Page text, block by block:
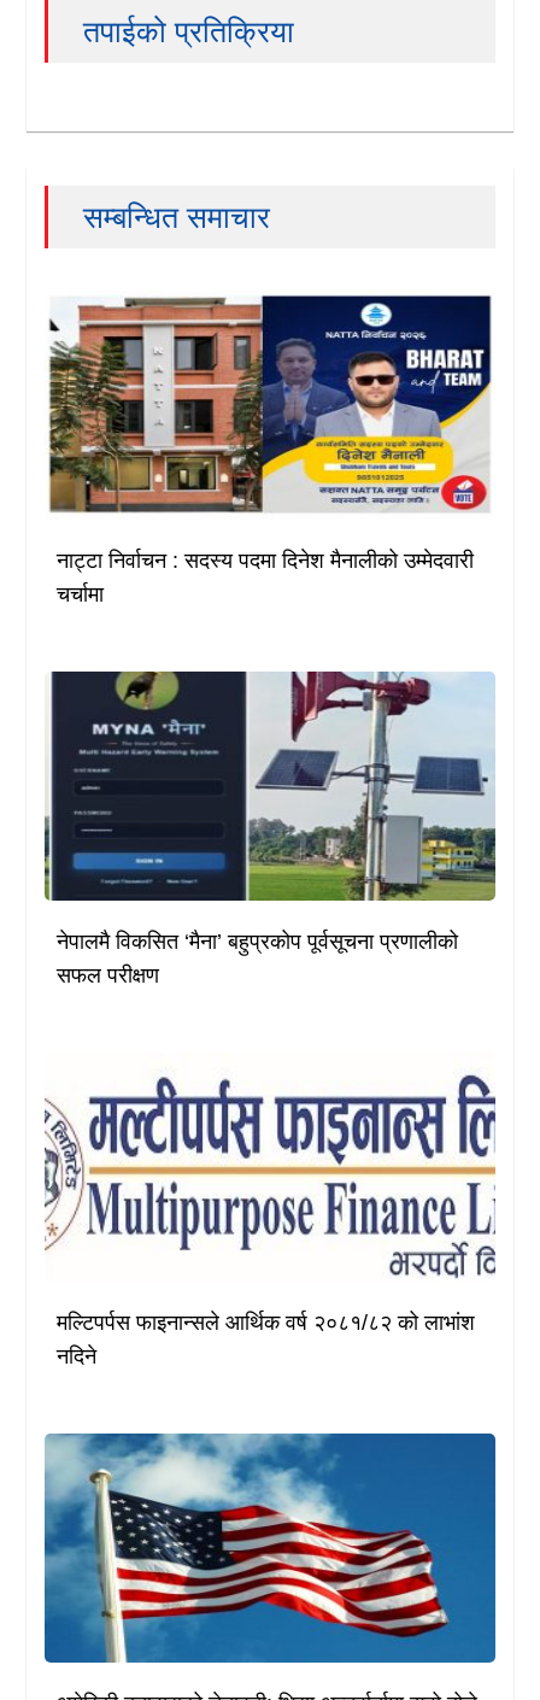
तपाईको प्रतिक्रिया
सम्बन्धित समाचार
नाट्टा निर्वाचन : सदस्य पदमा दिनेश मैनालीको उम्मेदवारी
चर्चामा
नेपालमै विकसित ‘मैना’ बहुप्रकोप पूर्वसूचना प्रणालीको
सफल परीक्षण
मल्टिपर्पस फाइनान्सले आर्थिक वर्ष २०८१/८२ को लाभांश
नदिने